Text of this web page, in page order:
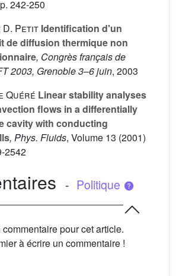
242-250
D. Petit Identification d'un
de diffusion thermique non
, Congrès français de
2003, Grenoble 3–6 juin, 2003
Quéré Linear stability analyses
flows in a differentially
cavity with conducting
, Phys. Fluids, Volume 13 (2001)
2542
- Politique
pour cet article.
à écrire un commentaire !